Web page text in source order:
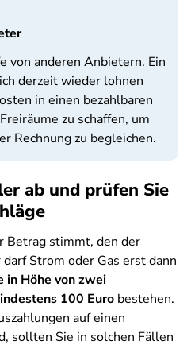
von anderen Anbietern. Ein
derzeit wieder lohnen
in einen bezahlbaren
zu schaffen, um
Rechnung zu begleichen.
ab und prüfen Sie
Betrag stimmt, den der
Strom oder Gas erst dann
in Höhe von zwei
100 Euro bestehen.
auf einen
sollten Sie in solchen Fällen